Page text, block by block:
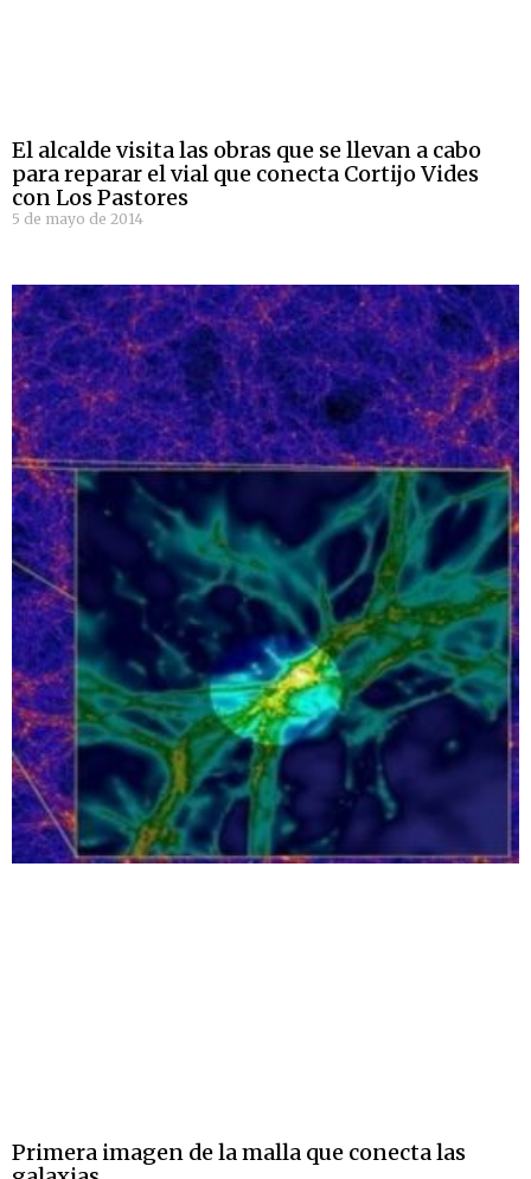
El alcalde visita las obras que se llevan a cabo
para reparar el vial que conecta Cortijo Vides
con Los Pastores
5 de mayo de 2014
Primera imagen de la malla que conecta las